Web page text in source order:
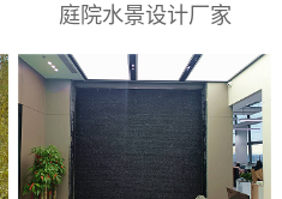
庭院水景设计厂家